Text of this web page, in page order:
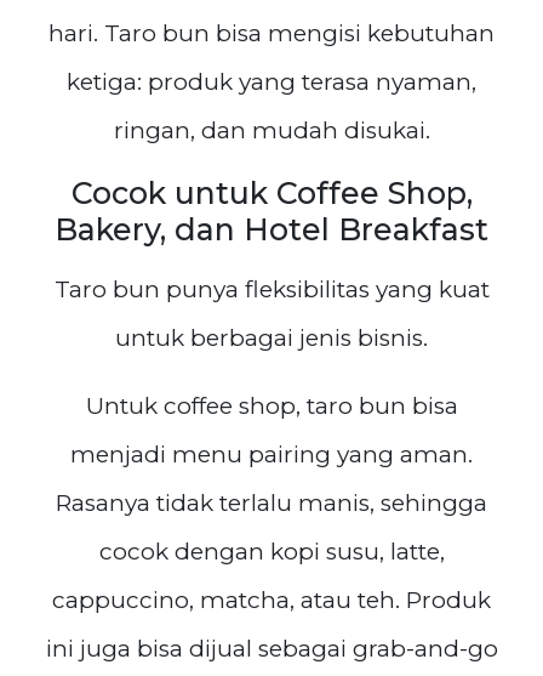
hari. Taro bun bisa mengisi kebutuhan
ketiga: produk yang terasa nyaman,
ringan, dan mudah disukai.
Cocok untuk Coffee Shop,
Bakery, dan Hotel Breakfast
Taro bun punya fleksibilitas yang kuat
untuk berbagai jenis bisnis.
Untuk coffee shop, taro bun bisa
menjadi menu pairing yang aman.
Rasanya tidak terlalu manis, sehingga
cocok dengan kopi susu, latte,
cappuccino, matcha, atau teh. Produk
ini juga bisa dijual sebagai grab-and-go